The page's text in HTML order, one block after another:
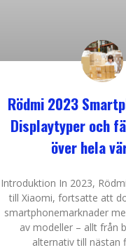
Rödmi 2023
Displaytyper och
över hela
Introduktion In 2023,
till Xiaomi, fortsatte att
smartphonemarknader
av modeller – allt från
alternativ till nästan